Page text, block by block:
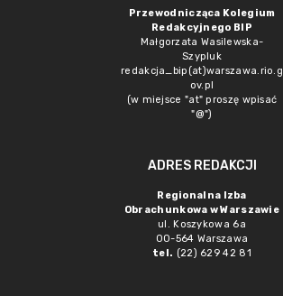
Przewodnicząca Kolegium
Redakcyjnego BIP
Małgorzata Wasilewska-
Szypluk
redakcja_bip(at)warszawa.rio.g
ov.pl
(w miejsce "at" proszę wpisać
"@")
ADRES REDAKCJI
Regionalna Izba
Obrachunkowa w Warszawie
ul. Koszykowa 6a
00-564 Warszawa
tel. (22) 629 42 81